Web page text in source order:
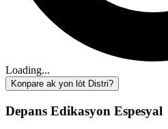
Loading...
Konpare ak yon lòt Distri?
Depans Edikasyon Espesyal